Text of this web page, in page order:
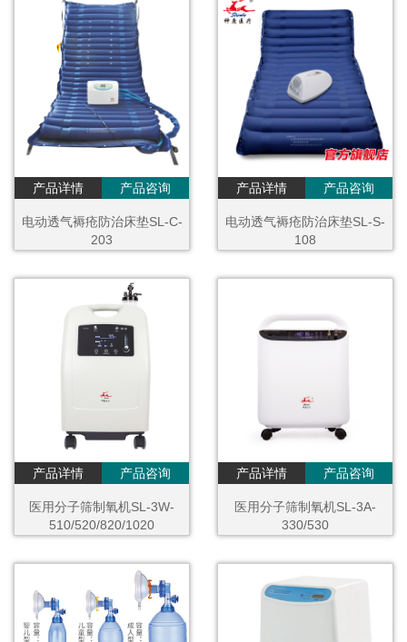
产品详情 产品咨询
电动透气褥疮防治床垫SL-C-
203
产品详情 产品咨询
电动透气褥疮防治床垫SL-S-
108
产品详情 产品咨询
医用分子筛制氧机SL-3W-
510/520/820/1020
产品详情 产品咨询
医用分子筛制氧机SL-3A-
330/530